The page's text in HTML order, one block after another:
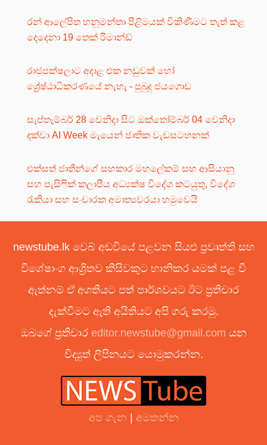
රන් ආලේපිත හනුමන්තා පිළිමයක් විකිණීමට තැත් කළ
දෙදෙනා 19 තෙක් රිමාන්ඩ්
රාජපක්ෂලාට අදාළ එක නඩුවක් හෝ
ශ්‍රේෂ්ඨාධිකරණයේ නැහැ - පුබුදු ජයගොඩ
සැප්තැම්බර් 28 වෙනිදා සිට ඔක්තෝම්බර් 04 වෙනිදා
දක්වා AI Week මැයෙන් ජාතික වැඩසටහනක්
එක්සත් ජාතීන්ගේ සහකාර මහලේකම් සහ ආසියානු
සහ පැසිෆික් කලාපීය අධ්‍යක්ෂ විදේශ කටයුතු, විදේශ
රැකියා සහ සංචාරක අමාත්‍යවරයා හමුවෙයි
newstube.lk වෙබ් අඩවියේ පළවන සියළු ප්‍රවෘත්ති සහ
විශේෂාංග ආශ්‍රිතව කිසිවකුට හානිකර යමක් පළ වී
ඇත්නම් ඒ අගතියට පත් පාර්ශවයට ඊට ප්‍රතිචාර
දැක්වීමට ඇති අයිතියට අපි ගරු කරමු.
ඔබගේ ප්‍රතිචාර editor.newstube@gmail.com යන
විද්‍යුත් ලිපිනයට යොමුකරන්න.
අප ගැන අමතන්න